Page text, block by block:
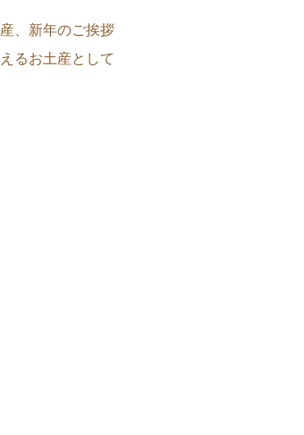
、新年のご挨拶
るお土産として